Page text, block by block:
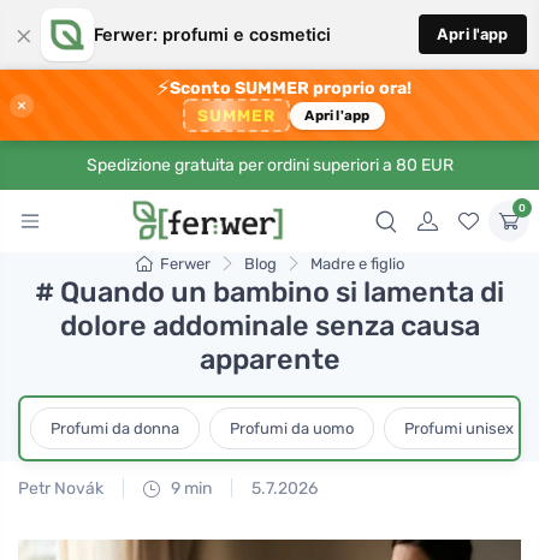
× Ferwer: profumi e cosmetici Apri l'app
×
⚡Sconto SUMMER proprio ora!
SUMMER Apri l'app
Spedizione gratuita per ordini superiori a 80 EUR
0
Ferwer Blog Madre e figlio
# Quando un bambino si lamenta di
dolore addominale senza causa
apparente
Profumi da donna Profumi da uomo Profumi unisex
Petr Novák 9 min 5.7.2026